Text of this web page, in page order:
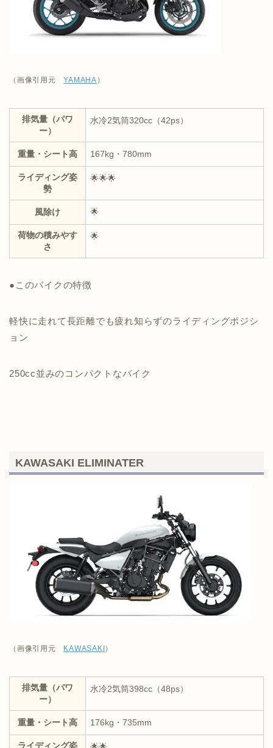
（画像引用元YAMAHA ）
排気量（パワ
ー）
水冷2気筒320cc（42ps）
重量・シート高 167kg・780mm
ライディング姿
勢
🌟🌟🌟
風除け 🌟
荷物の積みやす
さ
🌟
●このバイクの特徴
軽快に走れて長距離でも疲れ知らずのライディングポジシ
ョン
250cc並みのコンパクトなバイク
KAWASAKI ELIMINATER
（画像引用元 KAWASAKI ）
排気量（パワ
ー）
水冷2気筒398cc（48ps）
重量・シート高 176kg・735mm
ライディング姿